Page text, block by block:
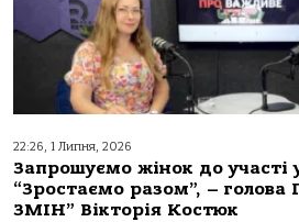
22:26, 1 Липня, 2026
Запрошуємо жінок до участі
“Зростаємо разом”, – голова
ЗМІН” Вікторія Костюк